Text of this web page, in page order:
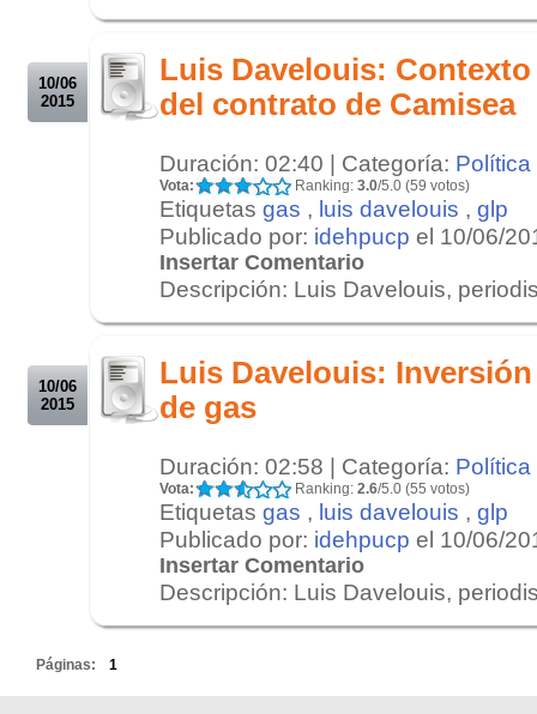
10/06
2015
Luis Davelouis:
del contrato de Camisea
Duración: 02:40 | Categoría: Política
Vota: Ranking: 3.0/5.0 (59 votos)
Etiquetas gas , luis davelouis , glp
Publicado por: idehpucp el 10/06/
Insertar Comentario
Descripción: Luis Davelouis,
10/06
2015
Luis Davelouis:
de gas
Duración: 02:58 | Categoría: Política
Vota: Ranking: 2.6/5.0 (55 votos)
Etiquetas gas , luis davelouis , glp
Publicado por: idehpucp el 10/06/
Insertar Comentario
Descripción: Luis Davelouis,
Páginas: 1